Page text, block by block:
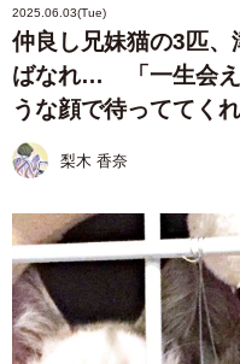
2025.06.03(Tue)
仲良し兄妹猫の3匹
ばなれ… 「一生会え
うな顔で待っててく
梨木 香奈